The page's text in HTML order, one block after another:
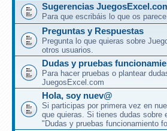
Sugerencias
Para que escribáis lo que os
Preguntas y Respuestas
Pregunta lo que quieras sobre
otros usuarios.
Dudas y pruebas
Para hacer pruebas o plantear
JuegosExcel.com
Hola, soy nuev@
Si participas por primera vez en
que quieras. Si tienes dudas
"Dudas y pruebas funcionamiento